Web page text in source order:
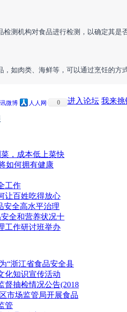
检测机构对食品进行检测，以确定其是
，如肉类、海鲜等，可以通过烹饪的方
微博 人人网 0 进入论坛 我来挑
，成本低上菜快
如何拥有健康
工作
让百姓吃得放心
安全高水平治理
全和营养状况十
工作研讨班举办
“浙江省食品安全县
化知识宣传活动
督抽检情况公告(2018
市场监管局开展食品
管